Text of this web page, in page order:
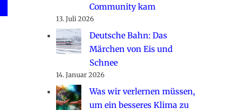
Community kam
13. Juli 2026
Deutsche Bahn: Das
Märchen von Eis und
Schnee
14. Januar 2026
Was wir verlernen müssen,
um ein besseres Klima zu